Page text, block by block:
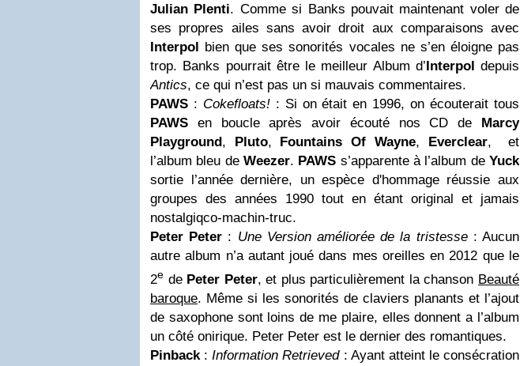
Julian Plenti. Comme si Banks pouvait maintenant voler de
ses propres ailes sans avoir droit aux comparaisons avec
Interpol bien que ses sonorités vocales ne s’en éloigne pas
trop. Banks pourrait être le meilleur Album d’Interpol depuis
Antics, ce qui n’est pas un si mauvais commentaires.
PAWS : Cokefloats!: Si on était en 1996, on écouterait tous
PAWS en boucle après avoir écouté nos CD de Marcy
Playground, Pluto, Fountains Of Wayne, Everclear, et
l’album bleu de Weezer. PAWS s’apparente à l’album deYuck
sortie l’année dernière, un espèce d'hommage réussie aux
groupes des années 1990 tout en étant original et jamais
nostalgiqco-machin-truc.
Peter Peter : Une Version améliorée de la tristesse: Aucun
autre album n’a autant joué dans mes oreilles en 2012 que le
2e de Peter Peter, et plus particulièrement la chanson Beauté
baroque. Même si les sonorités de claviers planants et l’ajout
de saxophone sont loins de me plaire, elles donnent a l’album
un côté onirique. Peter Peter est le dernier des romantiques.
Pinback:Information Retrieved: Ayant atteint le consécration